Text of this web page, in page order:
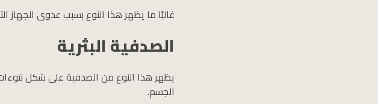
غالبًا ما يظهر هذا النوع بسبب عدوى الجهاز
الصدفية البثرية
يظهر هذا النوع من الصدفية على شكل
الجسم.